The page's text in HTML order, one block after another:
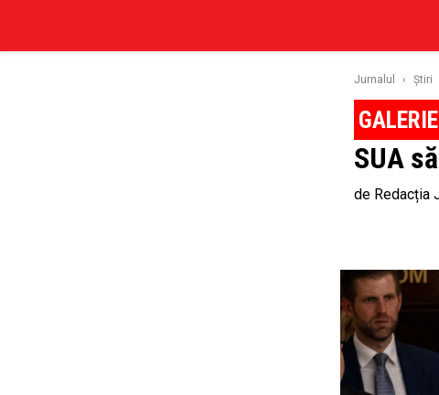
Jurnalul › Ştiri
SUA
de Redacția